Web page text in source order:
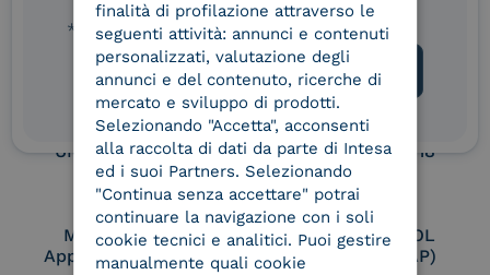
UNI EN ISO 9001 UNI EN ISO 27001
UNI EN ISO 27017 UNI EN ISO 27018
Membro Adobe
Approved Trust List
Certified PEPPOL
Access Point (AP)
* campo obbligatorio
finalità di profilazione attraverso le
seguenti attività: annunci e contenuti
personalizzati, valutazione degli
annunci e del contenuto, ricerche di
mercato e sviluppo di prodotti.
Selezionando "Accetta", acconsenti
alla raccolta di dati da parte di Intesa
ed i suoi Partners. Selezionando
"Continua senza accettare" potrai
continuare la navigazione con i soli
cookie tecnici e analitici. Puoi gestire
manualmente quali cookie